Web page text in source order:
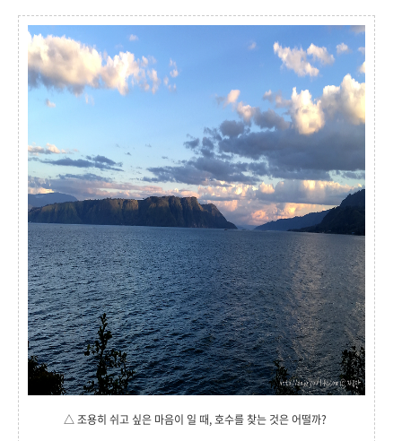
△조용히 쉬고 싶은 마음이 일 때,호수를 찾는 것은 어떨까?